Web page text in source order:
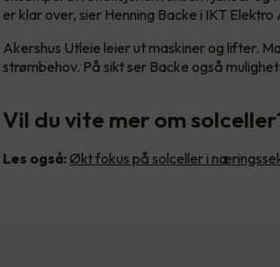
er klar over, sier Henning Backe i IKT Elektro
Akershus Utleie leier ut maskiner og lifter.
strømbehov. På sikt ser Backe også
Vil du vite mer om
Les også: Økt fokus på solceller i